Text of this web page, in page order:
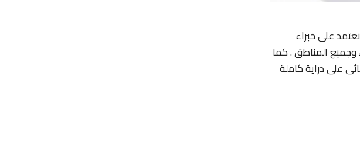
على خبراء
وجميع المناطق . كما
على دراية كاملة